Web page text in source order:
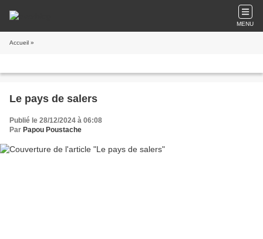
MENU
Accueil »
Le pays de salers
Publié le 28/12/2024 à 06:08
Par Papou Poustache